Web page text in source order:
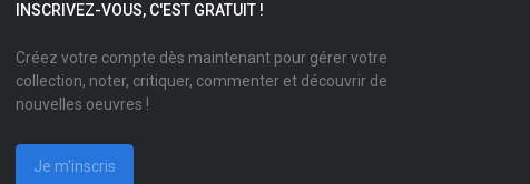
INSCRIVEZ-VOUS, C'EST GRATUIT !
Créez votre compte dès maintenant pour gérer votre
collection, noter, critiquer, commenter et découvrir de
nouvelles oeuvres !
Je m'inscris